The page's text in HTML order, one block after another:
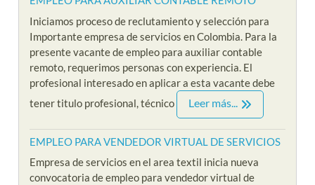
Iniciamos proceso de reclutamiento y selección para
Importante empresa de servicios en Colombia. Para la
presente vacante de empleo para auxiliar contable
remoto, requerimos personas con experiencia. El
profesional interesado en aplicar a esta vacante debe
tener titulo profesional, técnico
Leer más...
EMPLEO PARA VENDEDOR VIRTUAL DE SERVICIOS
Empresa de servicios en el area textil inicia nueva
convocatoria de empleo para vendedor virtual de